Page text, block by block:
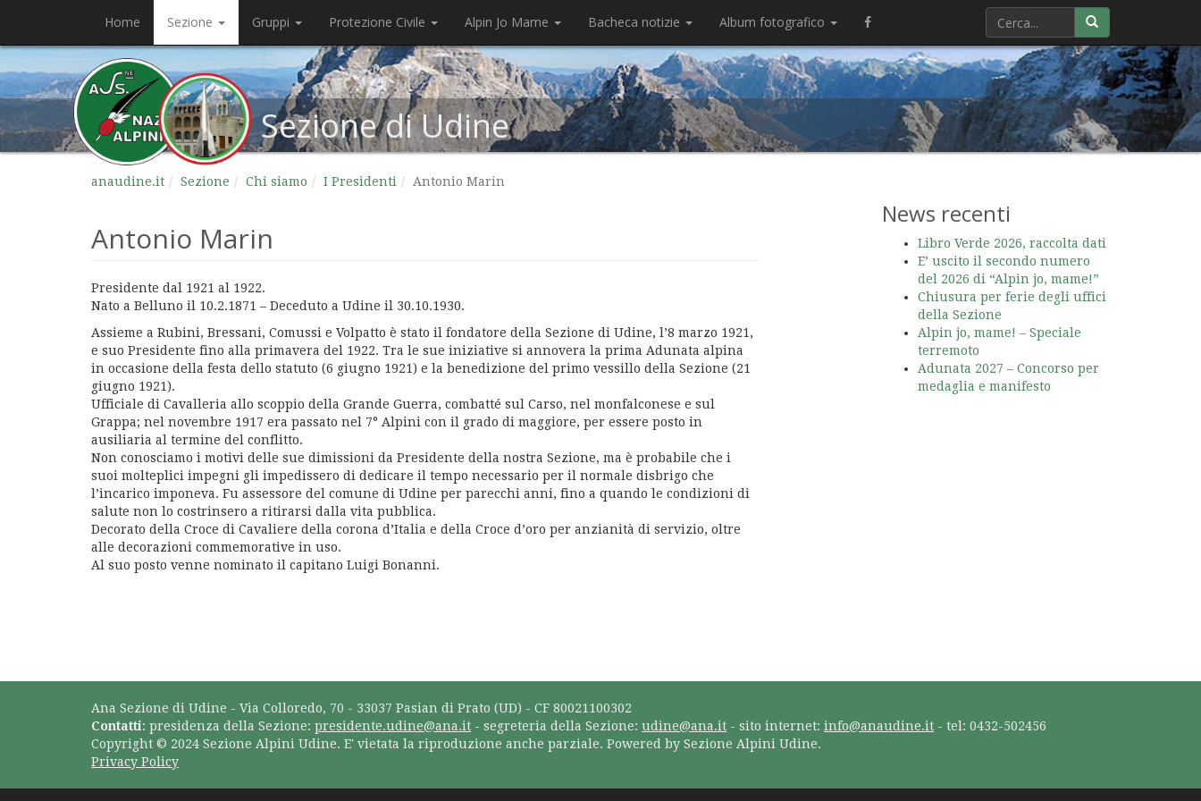
Home Sezione Gruppi Protezione Civile Alpin Jo Mame Bacheca notizie Album fotografico
Sezione di Udine
anaudine.it Sezione Chi siamo I Presidenti Antonio Marin
Antonio Marin
Presidente dal 1921 al 1922.
Nato a Belluno il 10.2.1871 – Deceduto a Udine il 30.10.1930.
Assieme a Rubini, Bressani, Comussi e Volpatto è stato il fondatore della Sezione di Udine, l’8 marzo 1921,
e suo Presidente fino alla primavera del 1922. Tra le sue iniziative si annovera la prima Adunata alpina
in occasione della festa dello statuto (6 giugno 1921) e la benedizione del primo vessillo della Sezione (21
giugno 1921).
Ufficiale di Cavalleria allo scoppio della Grande Guerra, combatté sul Carso, nel monfalconese e sul
Grappa; nel novembre 1917 era passato nel 7° Alpini con il grado di maggiore, per essere posto in
ausiliaria al termine del conflitto.
Non conosciamo i motivi delle sue dimissioni da Presidente della nostra Sezione, ma è probabile che i
suoi molteplici impegni gli impedissero di dedicare il tempo necessario per il normale disbrigo che
l’incarico imponeva. Fu assessore del comune di Udine per parecchi anni, fino a quando le condizioni di
salute non lo costrinsero a ritirarsi dalla vita pubblica.
Decorato della Croce di Cavaliere della corona d’Italia e della Croce d’oro per anzianità di servizio, oltre
alle decorazioni commemorative in uso.
Al suo posto venne nominato il capitano Luigi Bonanni.
News recenti
Libro Verde 2026, raccolta dati
E’ uscito il secondo numero
del 2026 di “Alpin jo, mame!”
Chiusura per ferie degli uffici
della Sezione
Alpin jo, mame! – Speciale
terremoto
Adunata 2027 – Concorso per
medaglia e manifesto
Ana Sezione di Udine - Via Colloredo, 70 - 33037 Pasian di Prato (UD) - CF 80021100302
Contatti: presidenza della Sezione: presidente.udine@ana.it - segreteria della Sezione: udine@ana.it - sito internet: info@anaudine.it - tel: 0432-502456
Copyright © 2024 Sezione Alpini Udine. E' vietata la riproduzione anche parziale. Powered by Sezione Alpini Udine.
Privacy Policy